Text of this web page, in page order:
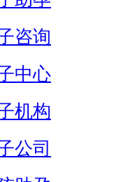
咨询
中心
机构
公司